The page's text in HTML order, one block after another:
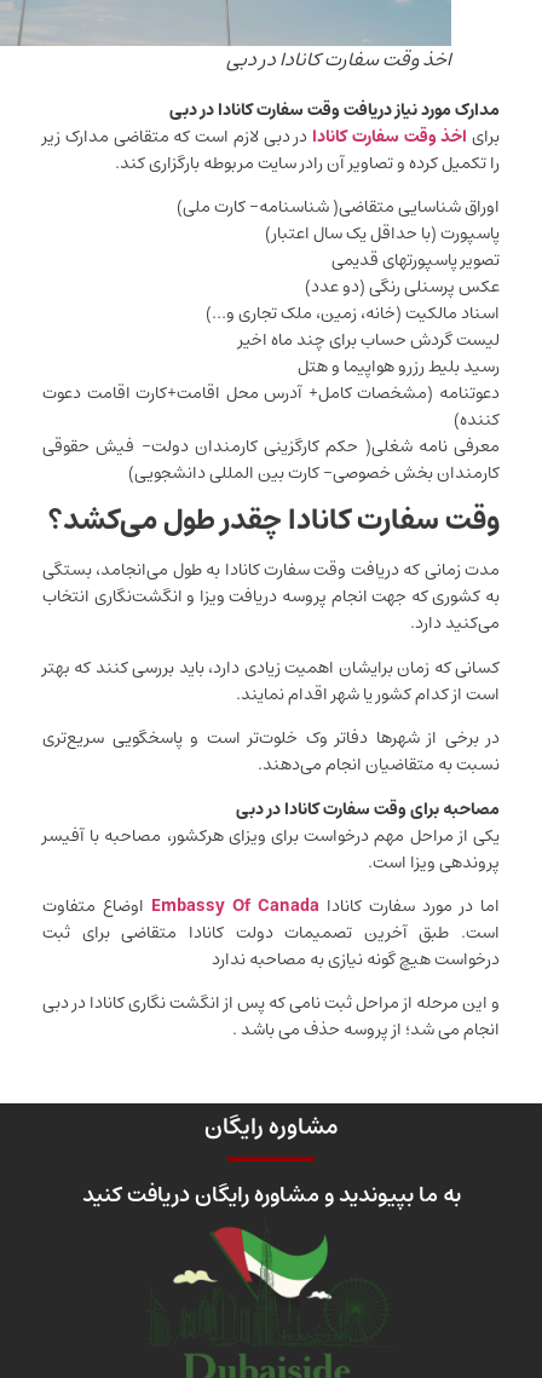
اخذ وقت سفارت کانادا در دبی
مدارک مورد نیاز دریافت وقت سفارت کانادا در دبی
برایاخذ وقت سفارت کانادادر دبی لازم است که متقاضی مدارک زیر
را تکمیل کرده و تصاویر آن رادر سایت مربوطه بارگزاری کند.
اوراق شناسایی متقاضی( شناسنامه- کارت ملی)
پاسپورت (با حداقل یک سال اعتبار)
تصویر پاسپورتهای قدیمی
عکس پرسنلی رنگی (دو عدد)
اسناد مالکیت (خانه، زمین، ملک تجاری و…)
لیست گردش حساب برای چند ماه اخیر
رسید بلیط رزرو هواپیما و هتل
دعوتنامه (مشخصات کامل+ آدرس محل اقامت+کارت اقامت دعوت
کننده)
معرفی نامه شغلی( حکم کارگزینی کارمندان دولت- فیش حقوقی
کارمندان بخش خصوصی- کارت بین المللی دانشجویی)
وقت سفارت کانادا چقدر طول می‌کشد؟
مدت زمانی که دریافت وقت سفارت کانادا به طول می‌انجامد، بستگی
به کشوری که جهت انجام پروسه دریافت ویزا و انگشت‌نگاری انتخاب
می‌کنید دارد.
کسانی که زمان برایشان اهمیت زیادی دارد، باید بررسی کنند که بهتر
است از کدام کشور یا شهر اقدام نمایند.
در برخی از شهرها دفاتر وک خلوت‌تر است و پاسخگویی سریع‌تری
نسبت به متقاضیان انجام می‌دهند.
مصاحبه برای وقت سفارت کانادا در دبی
یکی از مراحل مهم درخواست برای ویزای هرکشور، مصاحبه با آفیسر
پرونده­ی ویزا است.
اما در مورد سفارت کانادا Embassy Of Canadaاوضاع متفاوت
است. طبق آخرین تصمیمات دولت کانادا متقاضی برای ثبت
درخواست هیچ گونه نیازی به مصاحبه ندارد
و این مرحله از مراحل ثبت نامی که پس از انگشت­ نگاری کانادا در دبی
انجام می­ شد؛ از پروسه حذف می­ باشد .
مشاوره رایگان
به ما بپیوندید و مشاوره رایگان دریافت کنید